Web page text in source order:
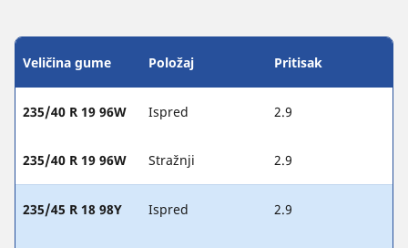
Veličina gume Položaj Pritisak
235/40 R 19 96W Ispred 2.9
235/40 R 19 96W Stražnji 2.9
235/45 R 18 98Y Ispred 2.9